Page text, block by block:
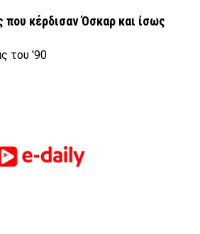
που κέρδισαν Όσκαρ και ίσως
του '90